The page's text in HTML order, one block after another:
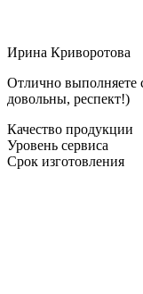
Ирина Криворотова
Отлично выполняете
довольны, респект!)
Качество продукции
Уровень сервиса
Срок изготовления